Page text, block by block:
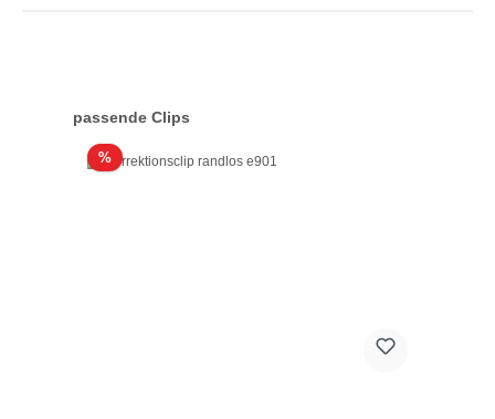
Produktgalerie überspringen
passende Clips
%Rabatt